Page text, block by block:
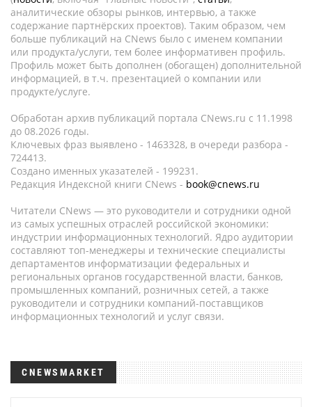
аналитические обзоры рынков, интервью, а также
содержание партнёрских проектов). Таким образом, чем
больше публикаций на CNews было с именем компании
или продукта/услуги, тем более информативен профиль.
Профиль может быть дополнен (обогащен) дополнительной
информацией, в т.ч. презентацией о компании или
продукте/услуге.
Обработан архив публикаций портала CNews.ru c 11.1998
до 08.2026 годы.
Ключевых фраз выявлено - 1463328, в очереди разбора -
724413.
Создано именных указателей - 199231.
Редакция Индексной книги CNews - book@cnews.ru
Читатели CNews — это руководители и сотрудники одной
из самых успешных отраслей российской экономики:
индустрии информационных технологий. Ядро аудитории
составляют топ-менеджеры и технические специалисты
департаментов информатизации федеральных и
региональных органов государственной власти, банков,
промышленных компаний, розничных сетей, а также
руководители и сотрудники компаний-поставщиков
информационных технологий и услуг связи.
CNEWSMARKET